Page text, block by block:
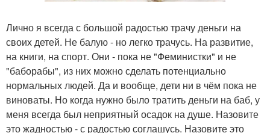
Лично я всегда с большой радостью трачу деньги на
своих детей. Не балую - но легко трачусь. На развитие,
на книги, на спорт. Они - пока не "Феминистки" и не
"баборабы", из них можно сделать потенциально
нормальных людей. Да и вообще, дети ни в чём пока не
виноваты. Но когда нужно было тратить деньги на баб, у
меня всегда был неприятный осадок на душе. Назовите
это жадностью - с радостью соглашусь. Назовите это